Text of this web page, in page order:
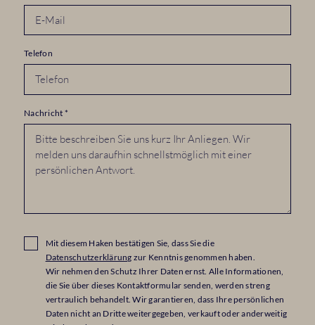
Telefon
Nachricht *
Mit diesem Haken bestätigen Sie, dass Sie die
Datenschutzerklärung zur Kenntnis genommen haben.
Wir nehmen den Schutz Ihrer Daten ernst. Alle Informationen,
die Sie über dieses Kontaktformular senden, werden streng
vertraulich behandelt. Wir garantieren, dass Ihre persönlichen
Daten nicht an Dritte weitergegeben, verkauft oder anderweitig